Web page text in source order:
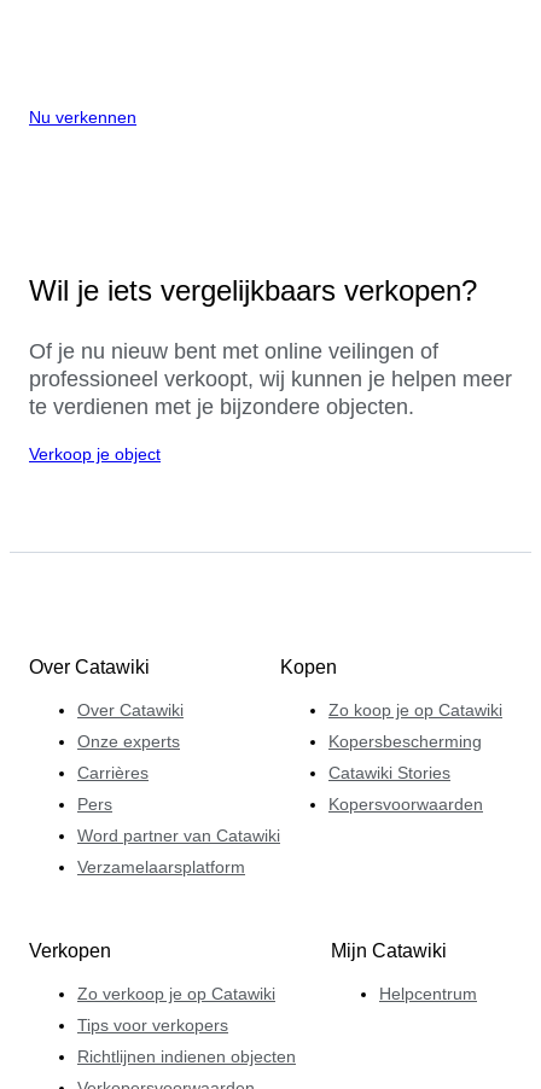
Nu verkennen
Wil je iets vergelijkbaars verkopen?
Of je nu nieuw bent met online veilingen of
professioneel verkoopt, wij kunnen je helpen meer
te verdienen met je bijzondere objecten.
Verkoop je object
Over Catawiki
Over Catawiki
Onze experts
Carrières
Pers
Word partner van Catawiki
Verzamelaarsplatform
Kopen
Zo koop je op Catawiki
Kopersbescherming
Catawiki Stories
Kopersvoorwaarden
Verkopen
Zo verkoop je op Catawiki
Tips voor verkopers
Richtlijnen indienen objecten
Mijn Catawiki
Helpcentrum